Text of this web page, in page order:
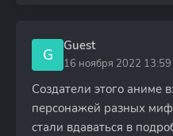
G Guest
16 ноября 2022 13:59
Создатели этого аниме
персонажей разных
стали вдаваться в